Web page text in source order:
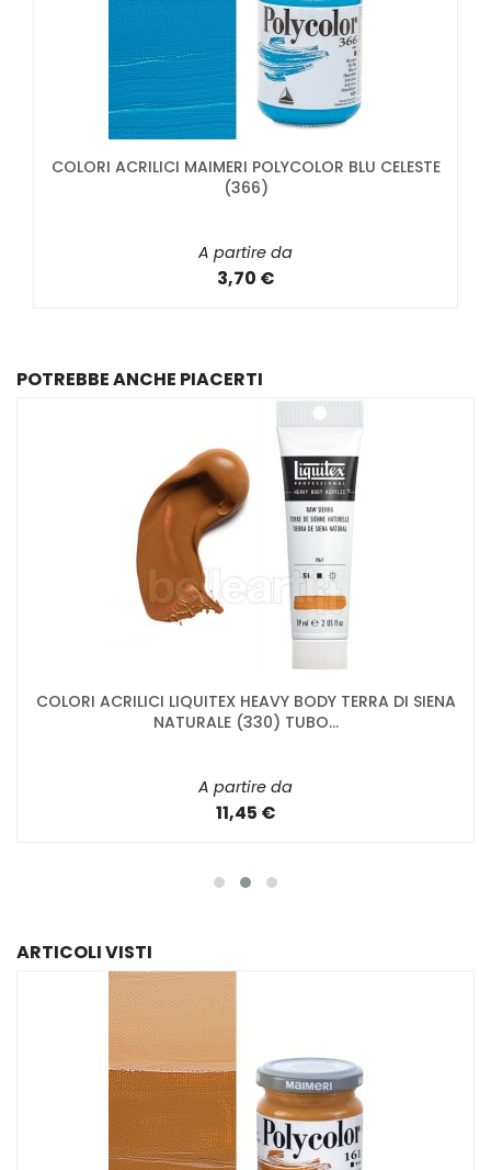
COLORI ACRILICI MAIMERI POLYCOLOR BLU CELESTE
(366)
A partire da
3,70 €
POTREBBE ANCHE PIACERTI
COLORI ACRILICI LIQUITEX HEAVY BODY TERRA DI SIENA
NATURALE (330) TUBO...
A partire da
11,45 €
ARTICOLI VISTI